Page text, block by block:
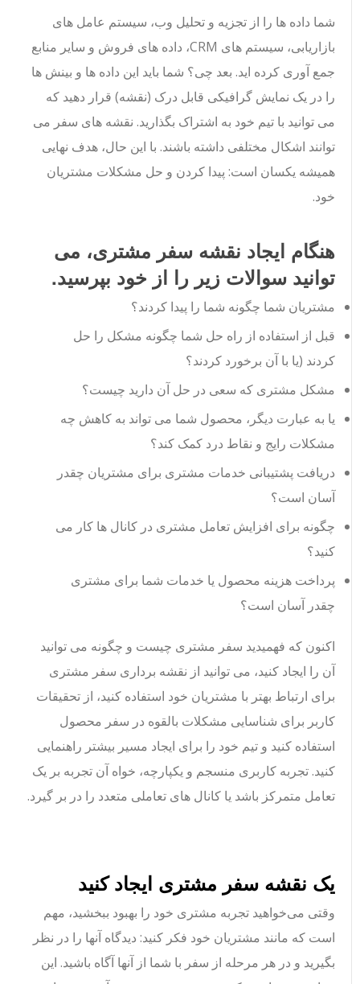
شما داده ها را از تجزیه و تحلیل وب، سیستم عامل های
بازاریابی، سیستم های CRM، داده های فروش و سایر منابع
جمع آوری کرده اید. بعد چی؟ شما باید این داده ها و بینش ها
را در یک نمایش گرافیکی قابل درک (نقشه) قرار دهید که
می توانید با تیم خود به اشتراک بگذارید. نقشه های سفر می
توانند اشکال مختلفی داشته باشند. با این حال، هدف نهایی
همیشه یکسان است: پیدا کردن و حل مشکلات مشتریان
خود.
هنگام ایجاد نقشه سفر مشتری، می
توانید سوالات زیر را از خود بپرسید.
مشتریان شما چگونه شما را پیدا کردند؟
قبل از استفاده از راه حل شما چگونه مشکل را حل
کردند (یا با آن برخورد کردند؟
مشکل مشتری که سعی در حل آن دارید چیست؟
یا به عبارت دیگر، محصول شما می تواند به کاهش چه
مشکلات رایج و نقاط درد کمک کند؟
دریافت پشتیبانی خدمات مشتری برای مشتریان چقدر
آسان است؟
چگونه برای افزایش تعامل مشتری در کانال ها کار می
کنید؟
پرداخت هزینه محصول یا خدمات شما برای مشتری
چقدر آسان است؟
اکنون که فهمیدید سفر مشتری چیست و چگونه می توانید
آن را ایجاد کنید، می توانید از نقشه برداری سفر مشتری
برای ارتباط بهتر با مشتریان خود استفاده کنید، از تحقیقات
کاربر برای شناسایی مشکلات بالقوه در سفر محصول
استفاده کنید و تیم خود را برای ایجاد مسیر بیشتر راهنمایی
کنید. تجربه کاربری منسجم و یکپارچه، خواه آن تجربه بر یک
تعامل متمرکز باشد یا کانال های تعاملی متعدد را در بر گیرد.
یک نقشه سفر مشتری ایجاد کنید
وقتی می‌خواهید تجربه مشتری خود را بهبود ببخشید، مهم
است که مانند مشتریان خود فکر کنید: دیدگاه آنها را در نظر
بگیرید و در هر مرحله از سفر با شما از آنها آگاه باشید. این